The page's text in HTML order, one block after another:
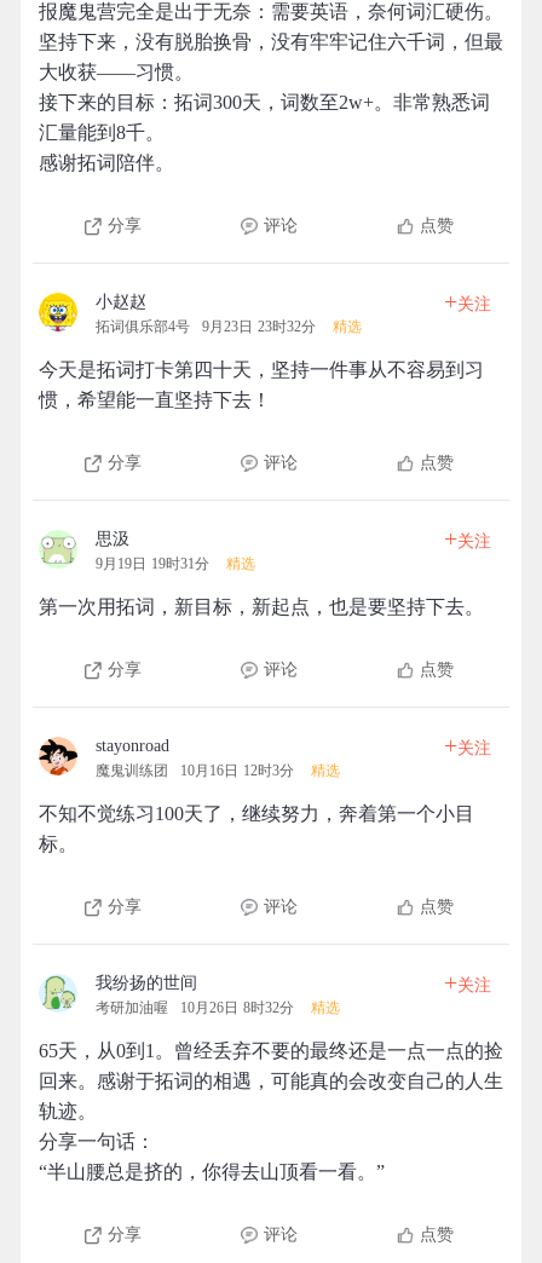
报魔鬼营完全是出于无奈：需要英语，奈何词汇硬伤。
坚持下来，没有脱胎换骨，没有牢牢记住六千词，但最
大收获——习惯。
接下来的目标：拓词300天，词数至2w+。非常熟悉词
汇量能到8千。
感谢拓词陪伴。
分享 评论 点赞
小赵赵
拓词俱乐部4号 9月23日 23时32分 精选
+关注
今天是拓词打卡第四十天，坚持一件事从不容易到习
惯，希望能一直坚持下去！
分享 评论 点赞
思汲
9月19日 19时31分 精选
+关注
第一次用拓词，新目标，新起点，也是要坚持下去。
分享 评论 点赞
stayonroad
魔鬼训练团 10月16日 12时3分 精选
+关注
不知不觉练习100天了，继续努力，奔着第一个小目
标。
分享 评论 点赞
我纷扬的世间
考研加油喔 10月26日 8时32分 精选
+关注
65天，从0到1。曾经丢弃不要的最终还是一点一点的捡
回来。感谢于拓词的相遇，可能真的会改变自己的人生
轨迹。
分享一句话：
“半山腰总是挤的，你得去山顶看一看。”
分享 评论 点赞